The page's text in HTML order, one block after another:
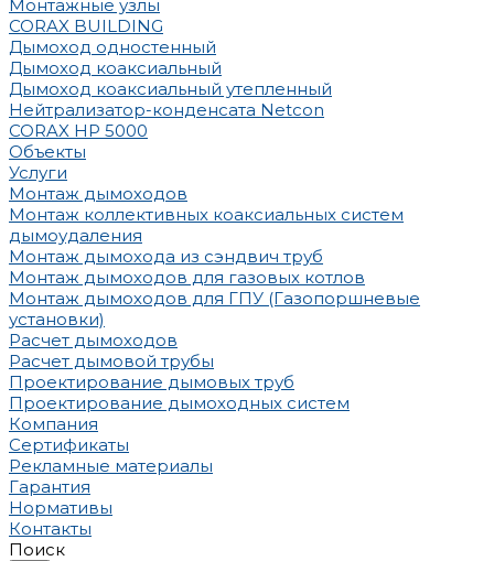
Монтажные узлы
CORAX BUILDING
Дымоход одностенный
Дымоход коаксиальный
Дымоход коаксиальный утепленный
Нейтрализатор-конденсата Netcon
CORAX HP 5000
Объекты
Услуги
Монтаж дымоходов
Монтаж коллективных коаксиальных систем
дымоудаления
Монтаж дымохода из сэндвич труб
Монтаж дымоходов для газовых котлов
Монтаж дымоходов для ГПУ (Газопоршневые
установки)
Расчет дымоходов
Расчет дымовой трубы
Проектирование дымовых труб
Проектирование дымоходных систем
Компания
Сертификаты
Рекламные материалы
Гарантия
Нормативы
Контакты
Поиск